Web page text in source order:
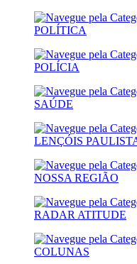
POLÍTICA
POLÍCIA
SAÚDE
LENÇÓIS
NOSSA REGIÃO
RADAR ATITUDE
COLUNAS